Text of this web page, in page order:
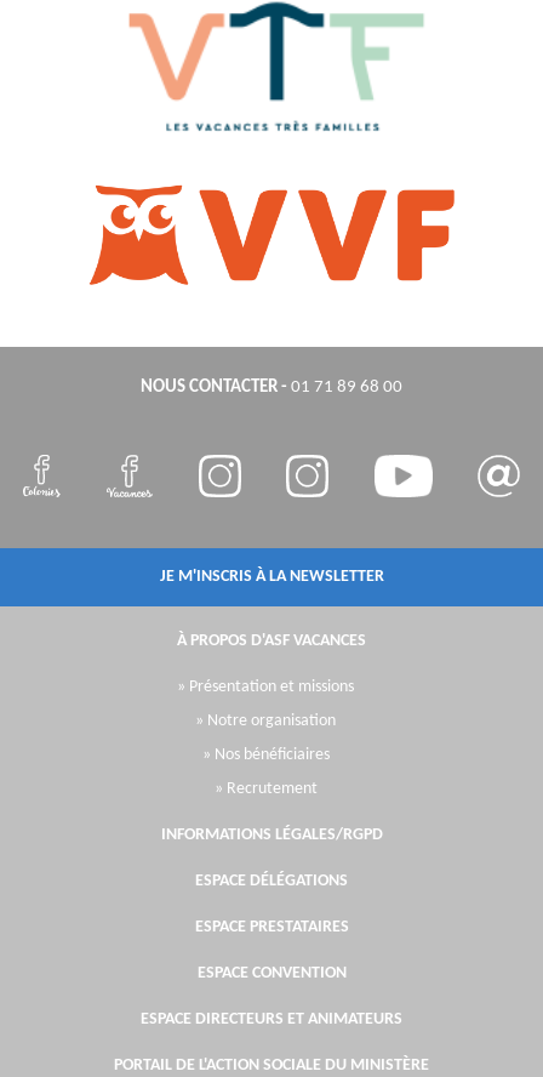
NOUS CONTACTER - 01 71 89 68 00
JE M'INSCRIS À LA NEWSLETTER
À PROPOS D'ASF VACANCES
» Présentation et missions
» Notre organisation
» Nos bénéficiaires
» Recrutement
INFORMATIONS LÉGALES/RGPD
ESPACE DÉLÉGATIONS
ESPACE PRESTATAIRES
ESPACE CONVENTION
ESPACE DIRECTEURS ET ANIMATEURS
PORTAIL DE L'ACTION SOCIALE DU MINISTÈRE